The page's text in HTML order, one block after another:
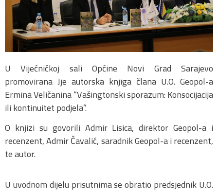
U Vijećničkoj sali Općine Novi Grad Sarajevo
promovirana Jje autorska knjiga člana U.O. Geopol-a
Ermina Veličanina “Vašingtonski sporazum: Konsocijacija
ili kontinuitet podjela”.
O knjizi su govorili Admir Lisica, direktor Geopol-a i
recenzent, Admir Čavalić, saradnik Geopol-a i recenzent,
te autor.
U uvodnom dijelu prisutnima se obratio predsjednik U.O.